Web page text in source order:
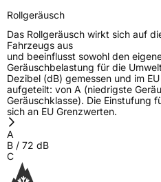
Rollgeräusch
Das Rollgeräusch wirkt sich auf
Fahrzeugs aus
und beeinflusst sowohl den
Geräuschbelastung für die
Dezibel (dB) gemessen und im
aufgeteilt: von A (niedrigste
Geräuschklasse). Die Einstufung
sich an EU Grenzwerten.
A
B / 72 dB
C